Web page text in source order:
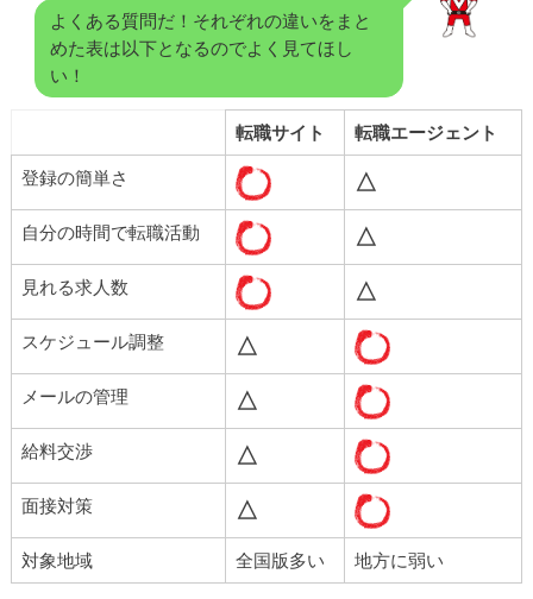
よくある質問だ！それぞれの違いをまと
めた表は以下となるのでよく見てほし
い！
転職サイト 転職エージェント
登録の簡単さ △
自分の時間で転職活動 △
見れる求人数 △
スケジュール調整 △
メールの管理 △
給料交渉 △
面接対策 △
対象地域 全国版多い 地方に弱い